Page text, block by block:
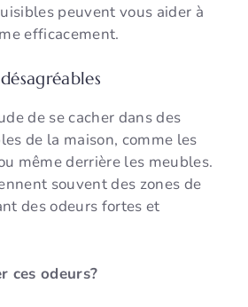
peuvent vous aider à
efficacement.
de se cacher dans des
de la maison, comme les
même derrière les meubles.
souvent des zones de
des odeurs fortes et
ces odeurs?